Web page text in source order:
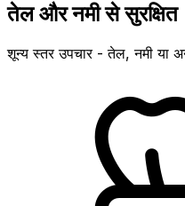
तेल और नमी से सुरक्षित
शून्य स्तर उपचार - तेल, नमी या